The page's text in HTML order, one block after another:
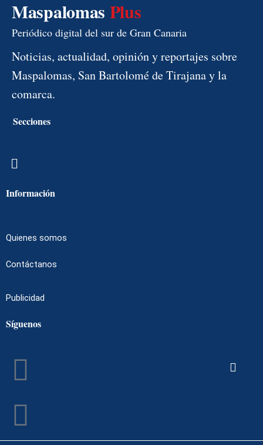
Maspalomas Plus
Periódico digital del sur de Gran Canaria
Noticias, actualidad, opinión y reportajes sobre
Maspalomas, San Bartolomé de Tirajana y la
comarca.
Secciones
Menú
Información
Quienes somos
Contáctanos
Publicidad
Síguenos
Facebook
Instagram